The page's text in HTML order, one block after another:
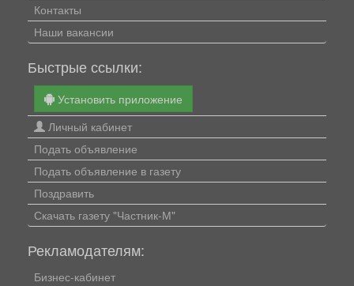
Контакты
Наши вакансии
Быстрые ссылки:
Установить приложение
Личный кабинет
Подать объявление
Подать объявление в газету
Поздравить
Скачать газету "Частник-М"
Рекламодателям:
Бизнес-кабинет